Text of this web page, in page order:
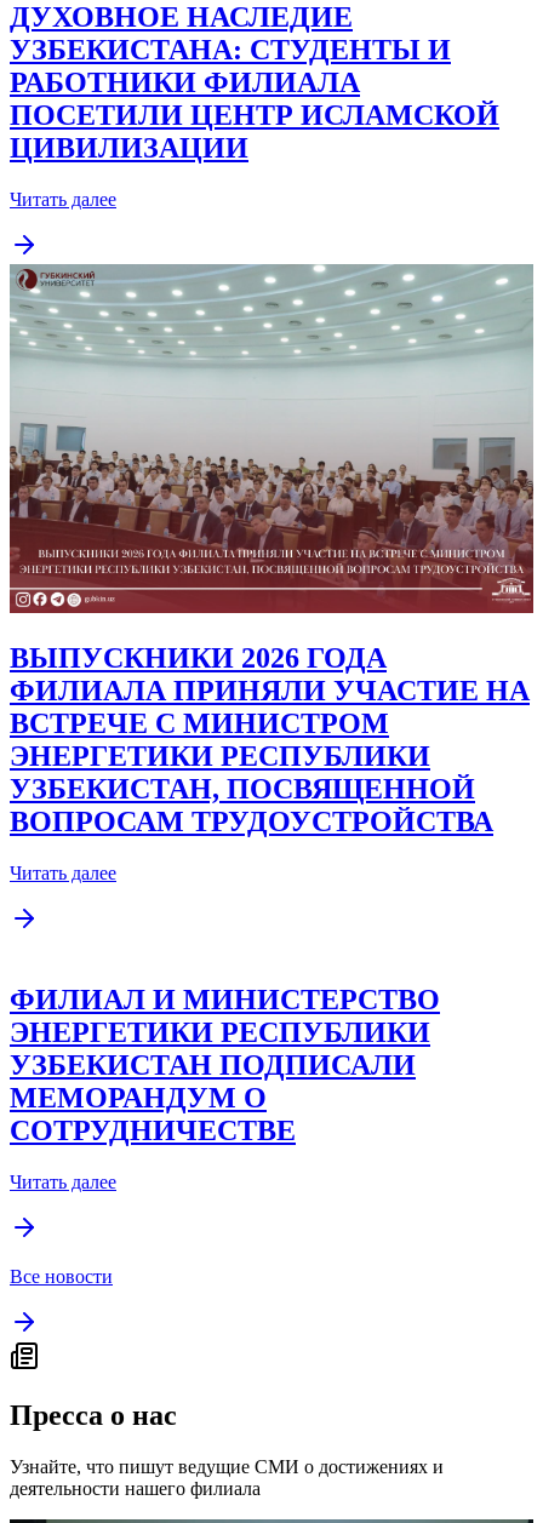
ДУХОВНОЕ НАСЛЕДИЕ
УЗБЕКИСТАНА: СТУДЕНТЫ И
РАБОТНИКИ ФИЛИАЛА
ПОСЕТИЛИ ЦЕНТР ИСЛАМСКОЙ
ЦИВИЛИЗАЦИИ
Читать далее
ВЫПУСКНИКИ 2026 ГОДА
ФИЛИАЛА ПРИНЯЛИ УЧАСТИЕ НА
ВСТРЕЧЕ С МИНИСТРОМ
ЭНЕРГЕТИКИ РЕСПУБЛИКИ
УЗБЕКИСТАН, ПОСВЯЩЕННОЙ
ВОПРОСАМ ТРУДОУСТРОЙСТВА
Читать далее
ФИЛИАЛ И МИНИСТЕРСТВО
ЭНЕРГЕТИКИ РЕСПУБЛИКИ
МЕМОРАНДУМ О
СОТРУДНИЧЕСТВЕ